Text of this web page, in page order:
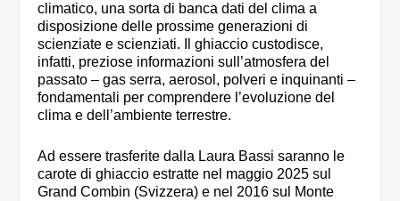
climatico, una sorta di banca dati del clima a
disposizione delle prossime generazioni di
scienziate e scienziati. Il ghiaccio custodisce,
infatti, preziose informazioni sull’atmosfera del
passato – gas serra, aerosol, polveri e inquinanti –
fondamentali per comprendere l’evoluzione del
clima e dell’ambiente terrestre.
Ad essere trasferite dalla Laura Bassi saranno le
carote di ghiaccio estratte nel maggio 2025 sul
Grand Combin (Svizzera) e nel 2016 sul Monte